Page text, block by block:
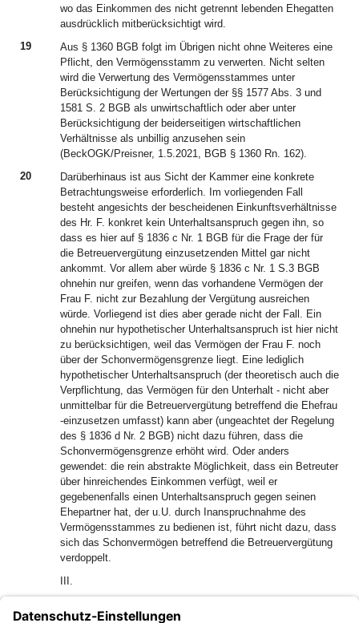
wo das Einkommen des nicht getrennt lebenden Ehegatten
ausdrücklich mitberücksichtigt wird.
19
Aus § 1360 BGB folgt im Übrigen nicht ohne Weiteres eine
Pflicht, den Vermögensstamm zu verwerten. Nicht selten
wird die Verwertung des Vermögensstammes unter
Berücksichtigung der Wertungen der §§ 1577 Abs. 3 und
1581 S. 2 BGB als unwirtschaftlich oder aber unter
Berücksichtigung der beiderseitigen wirtschaftlichen
Verhältnisse als unbillig anzusehen sein
(BeckOGK/Preisner, 1.5.2021, BGB § 1360 Rn. 162).
20
Darüberhinaus ist aus Sicht der Kammer eine konkrete
Betrachtungsweise erforderlich. Im vorliegenden Fall
besteht angesichts der bescheidenen Einkunftsverhältnisse
des Hr. F. konkret kein Unterhaltsanspruch gegen ihn, so
dass es hier auf § 1836 c Nr. 1 BGB für die Frage der für
die Betreuervergütung einzusetzenden Mittel gar nicht
ankommt. Vor allem aber würde § 1836 c Nr. 1 S.3 BGB
ohnehin nur greifen, wenn das vorhandene Vermögen der
Frau F. nicht zur Bezahlung der Vergütung ausreichen
würde. Vorliegend ist dies aber gerade nicht der Fall. Ein
ohnehin nur hypothetischer Unterhaltsanspruch ist hier nicht
zu berücksichtigen, weil das Vermögen der Frau F. noch
über der Schonvermögensgrenze liegt. Eine lediglich
hypothetischer Unterhaltsanspruch (der theoretisch auch die
Verpflichtung, das Vermögen für den Unterhalt - nicht aber
unmittelbar für die Betreuervergütung betreffend die Ehefrau
-einzusetzen umfasst) kann aber (ungeachtet der Regelung
des § 1836 d Nr. 2 BGB) nicht dazu führen, dass die
Schonvermögensgrenze erhöht wird. Oder anders
gewendet: die rein abstrakte Möglichkeit, dass ein Betreuter
über hinreichendes Einkommen verfügt, weil er
gegebenenfalls einen Unterhaltsanspruch gegen seinen
Ehepartner hat, der u.U. durch Inanspruchnahme des
Vermögensstammes zu bedienen ist, führt nicht dazu, dass
sich das Schonvermögen betreffend die Betreuervergütung
verdoppelt.
III.